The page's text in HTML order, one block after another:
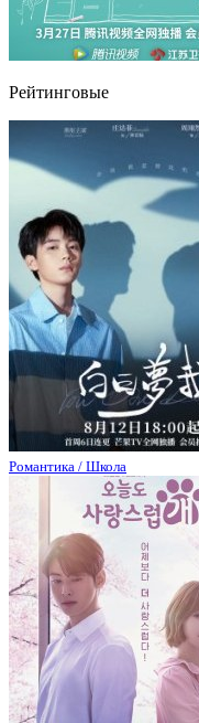
Рейтинговые
Романтика / Школа